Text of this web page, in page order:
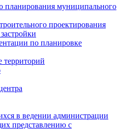
планирования муниципального
проектирования
по планировке
территорий
в ведении администрации
представлению с